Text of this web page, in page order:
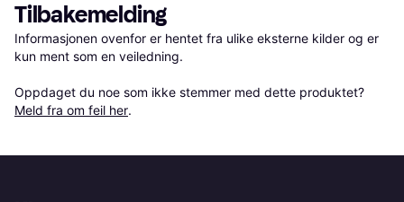
Tilbakemelding
Informasjonen ovenfor er hentet fra ulike eksterne kilder og er
kun ment som en veiledning.
Oppdaget du noe som ikke stemmer med dette produktet?
Meld fra om feil her.